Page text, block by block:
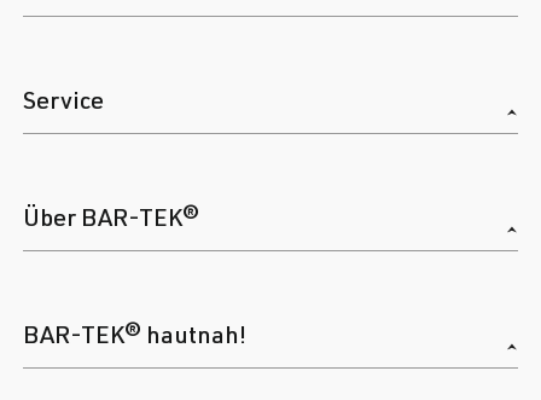
Service
Über BAR-TEK®
BAR-TEK® hautnah!